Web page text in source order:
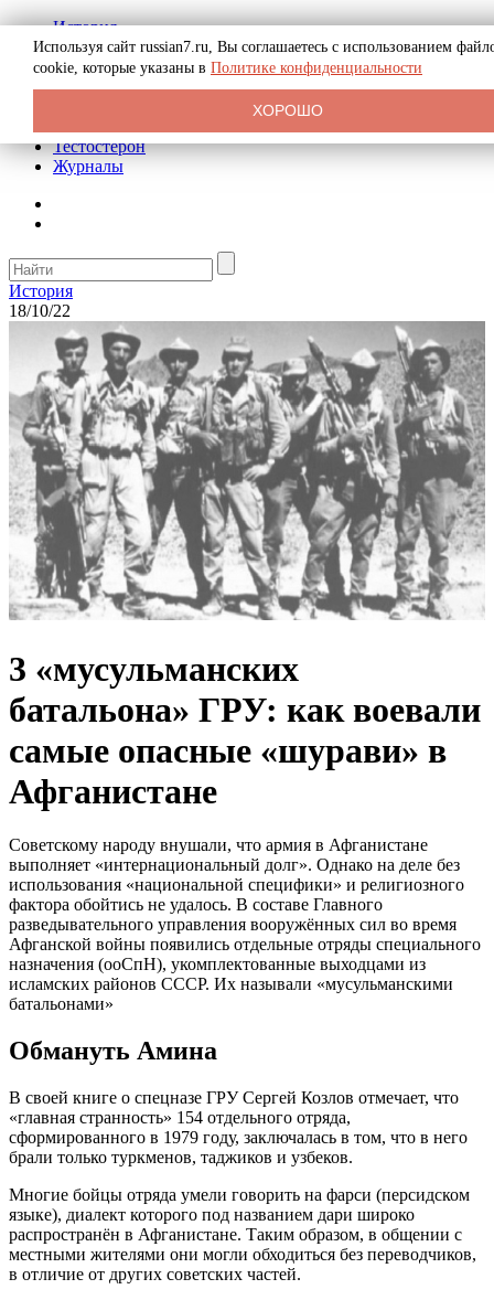
История
Биография
Криминал
Реклама на сайте
Тестостерон
Журналы
История
18/10/22
3 «мусульманских
батальона» ГРУ: как воевали
самые опасные «шурави» в
Афганистане
Советскому народу внушали, что армия в Афганистане
выполняет «интернациональный долг». Однако на деле без
использования «национальной специфики» и религиозного
фактора обойтись не удалось. В составе Главного
разведывательного управления вооружённых сил во время
Афганской войны появились отдельные отряды специального
назначения (ооСпН), укомплектованные выходцами из
исламских районов СССР. Их называли «мусульманскими
батальонами»
Обмануть Амина
В своей книге о спецназе ГРУ Сергей Козлов отмечает, что
«главная странность» 154 отдельного отряда,
сформированного в 1979 году, заключалась в том, что в него
брали только туркменов, таджиков и узбеков.
Многие бойцы отряда умели говорить на фарси (персидском
языке), диалект которого под названием дари широко
распространён в Афганистане. Таким образом, в общении с
местными жителями они могли обходиться без переводчиков,
в отличие от других советских частей.
Используя сайт russian7.ru, Вы соглашаетесь с использованием
cookie, которые указаны в Политике конфиденциальности
ХОРОШО